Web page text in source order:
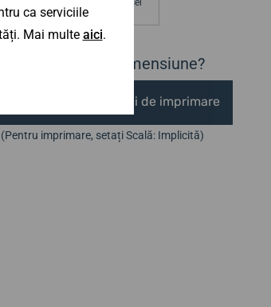
Diametrul carcasei
42 mm
Nu ești sigur de dimensiune?
Modele de dimensiuni de imprimare
(Pentru imprimare, setați Scală: Implicită)
ca serviciile
Mai multe aici.